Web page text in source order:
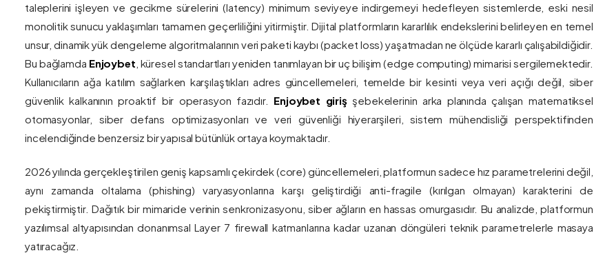
taleplerini işleyen ve gecikme sürelerini (latency) minimum seviyeye indirgemeyi hedefleyen sistemlerde, eski nesil
monolitik sunucu yaklaşımları tamamen geçerliliğini yitirmiştir. Dijital platformların kararlılık endekslerini belirleyen en temel
unsur, dinamik yük dengeleme algoritmalarının veri paketi kaybı (packet loss) yaşatmadan ne ölçüde kararlı çalışabildiğidir.
Bu bağlamda Enjoybet , küresel standartları yeniden tanımlayan bir uç bilişim (edge computing) mimarisi sergilemektedir.
Kullanıcıların ağa katılım sağlarken karşılaştıkları adres güncellemeleri, temelde bir kesinti veya veri açığı değil, siber
güvenlik kalkanının proaktif bir operasyon fazıdır. Enjoybet giriş şebekelerinin arka planında çalışan matematiksel
otomasyonlar, siber defans optimizasyonları ve veri güvenliği hiyerarşileri, sistem mühendisliği perspektifinden
incelendiğinde benzersiz bir yapısal bütünlük ortaya koymaktadır.
2026 yılında gerçekleştirilen geniş kapsamlı çekirdek (core) güncellemeleri, platformun sadece hız parametrelerini değil,
aynı zamanda oltalama (phishing) varyasyonlarına karşı geliştirdiği anti-fragile (kırılgan olmayan) karakterini de
pekiştirmiştir. Dağıtık bir mimaride verinin senkronizasyonu, siber ağların en hassas omurgasıdır. Bu analizde, platformun
yazılımsal altyapısından donanımsal Layer 7 firewall katmanlarına kadar uzanan döngüleri teknik parametrelerle masaya
yatıracağız.